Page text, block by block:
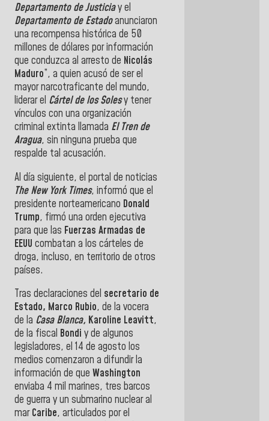
Departamento de Justiciay el
Departamento de Estadoanunciaron
una recompensa histórica de 50
millones de dólares por información
que conduzca al arresto de Nicolás
Maduro”, a quien acusó de ser el
mayor narcotraficante del mundo,
liderar el Cártel de los Solesy tener
vínculos con una organización
criminal extinta llamada El Tren de
Aragua, sin ninguna prueba que
respalde tal acusación.
Al día siguiente, el portal de noticias
The New York Times, informó que el
presidente norteamericano Donald
Trump, firmó una orden ejecutiva
para que las Fuerzas Armadas de
EEUU combatan a los cárteles de
droga, incluso, en territorio de otros
países.
Tras declaraciones del secretario de
Estado, Marco Rubio, de la vocera
de la Casa Blanca, Karoline Leavitt,
de la fiscal Bondi y de algunos
legisladores, el 14 de agosto los
medios comenzaron a difundir la
información de que Washington
enviaba 4 mil marines, tres barcos
de guerra y un submarino nuclear al
marCaribe, articulados por el